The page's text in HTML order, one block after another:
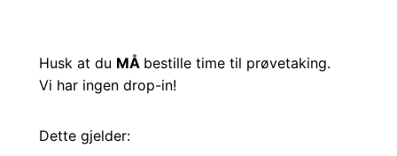
Husk at du MÅ bestille time til prøvetaking.
Vi har ingen drop-in!
Dette gjelder: